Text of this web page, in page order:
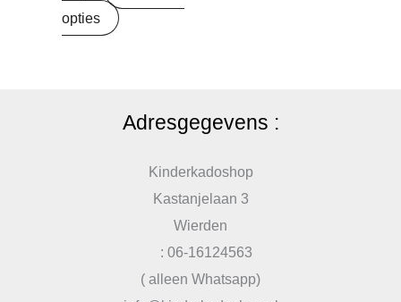
opties
Adresgegevens :
Kinderkadoshop
Kastanjelaan 3
Wierden
: 06-16124563
( alleen Whatsapp)